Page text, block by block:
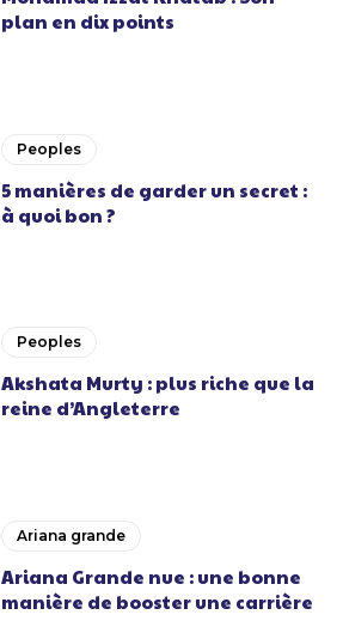
plan en dix points
Peoples
5 manières de garder un secret :
à quoi bon ?
Peoples
Akshata Murty : plus riche que la
reine d’Angleterre
Ariana grande
Ariana Grande nue : une bonne
manière de booster une carrière